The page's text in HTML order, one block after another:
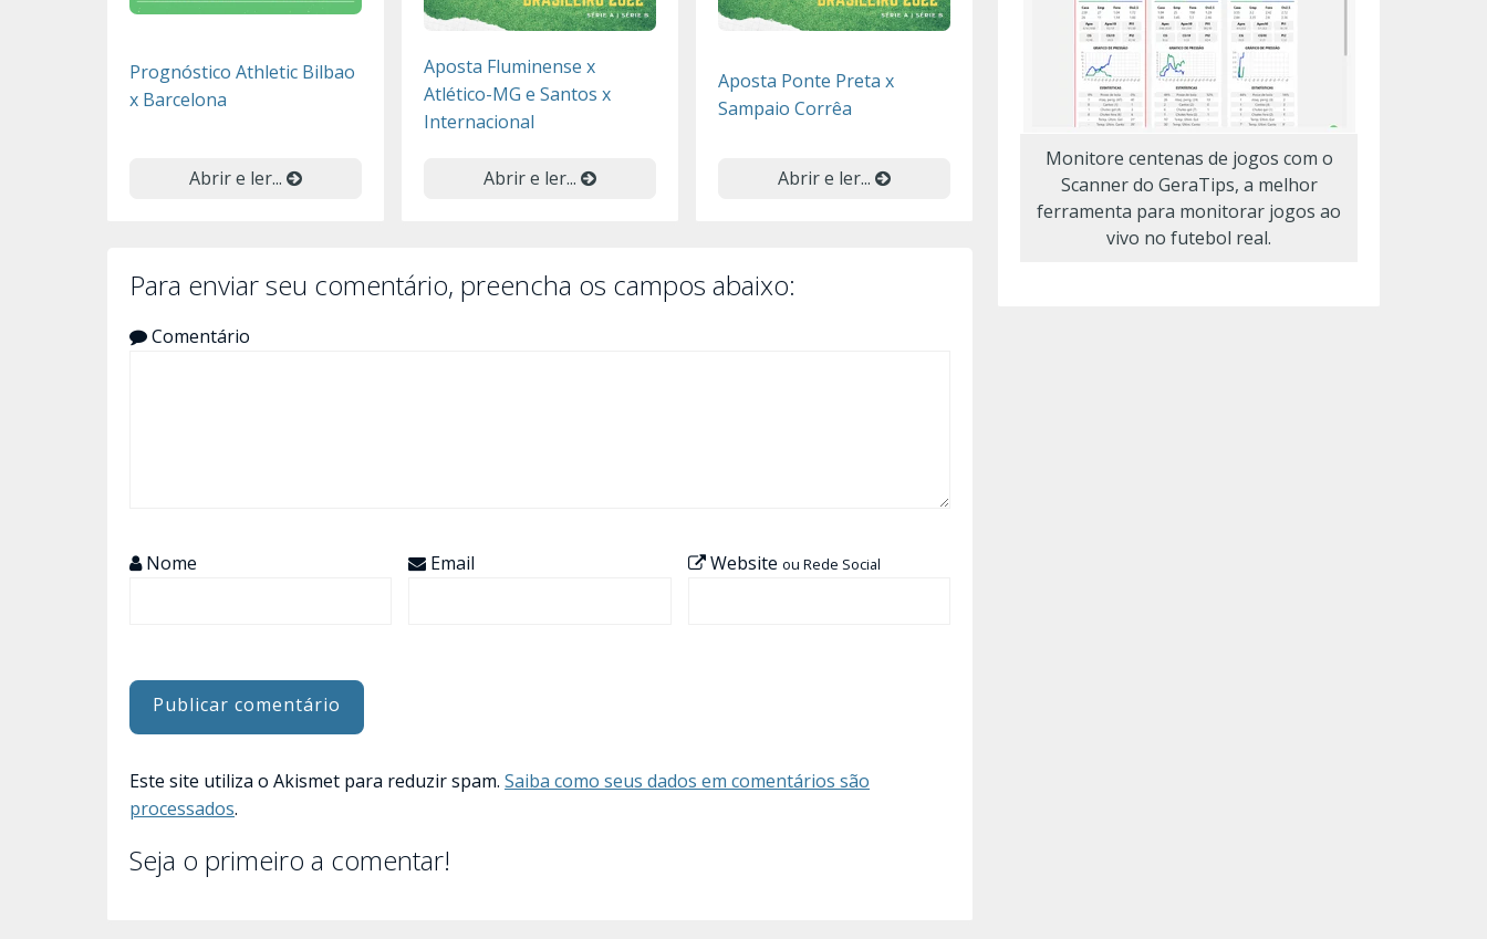
Prognóstico Athletic Bilbao
x Barcelona
Abrir e ler...
Aposta Fluminense x
Atlético-MG e Santos x
Internacional
Abrir e ler...
Aposta Ponte Preta x
Sampaio Corrêa
Abrir e ler...
Para enviar seu comentário, preencha os campos abaixo:
Comentário
Nome Email Website ou Rede Social
Este site utiliza o Akismet para reduzir spam. Saiba como seus dados em comentários são
processados.
Seja o primeiro a comentar!
Monitore centenas de jogos com o
Scanner do GeraTips, a melhor
ferramenta para monitorar jogos ao
vivo no futebol real.